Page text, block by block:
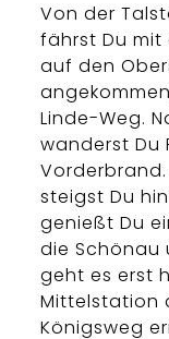
Von der
fährst Du
auf den
Linde-Weg.
wanderst Du
steigst Du
genießt Du
die Schönau
geht es erst
Mittelstation
Königsweg